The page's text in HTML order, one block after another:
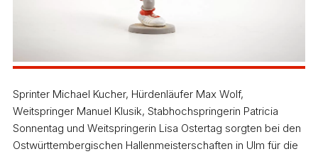
Sprinter Michael Kucher, Hürdenläufer Max Wolf,
Weitspringer Manuel Klusik, Stabhochspringerin Patricia
Sonnentag und Weitspringerin Lisa Ostertag sorgten bei den
Ostwürttembergischen Hallenmeisterschaften in Ulm für die